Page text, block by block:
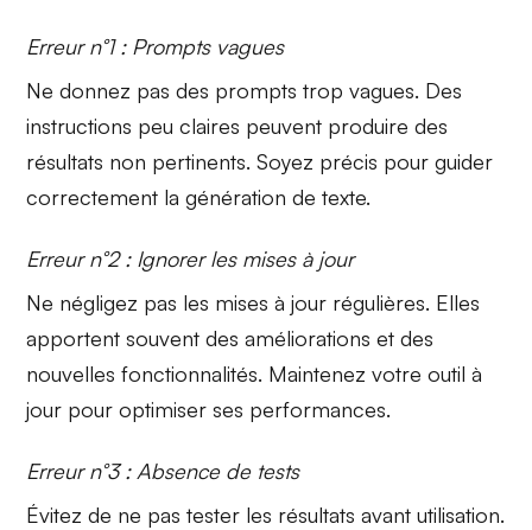
Erreur n°1 : Prompts vagues
Ne donnez pas des prompts trop vagues. Des
instructions peu claires peuvent produire des
résultats non pertinents. Soyez précis pour guider
correctement la génération de texte.
Erreur n°2 : Ignorer les mises à jour
Ne négligez pas les mises à jour régulières. Elles
apportent souvent des améliorations et des
nouvelles fonctionnalités. Maintenez votre outil à
jour pour optimiser ses performances.
Erreur n°3 : Absence de tests
Évitez de ne pas tester les résultats avant utilisation.